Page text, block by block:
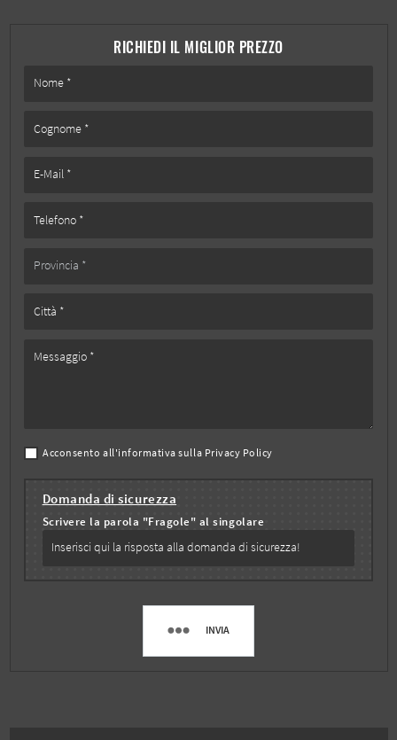
RICHIEDI IL MIGLIOR PREZZO
Acconsento all'informativa sulla Privacy Policy
Domanda di sicurezza
Scrivere la parola "Fragole" al singolare
INVIA